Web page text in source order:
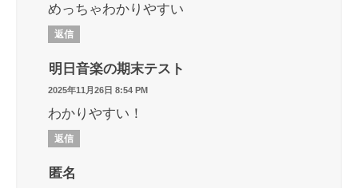
めっちゃわかりやすい
返信
明日音楽の期末テスト
2025年11月26日 8:54 PM
わかりやすい！
返信
匿名